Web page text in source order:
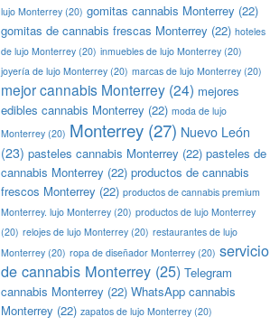
lujo Monterrey (20) gomitas cannabis Monterrey (22)
gomitas de cannabis frescas Monterrey (22) hoteles
de lujo Monterrey (20) inmuebles de lujo Monterrey (20)
joyería de lujo Monterrey (20) marcas de lujo Monterrey (20)
mejor cannabis Monterrey (24) mejores
edibles cannabis Monterrey (22) moda de lujo
Monterrey (20) Monterrey (27) Nuevo León
(23) pasteles cannabis Monterrey (22) pasteles de
cannabis Monterrey (22) productos de cannabis
frescos Monterrey (22) productos de cannabis premium
Monterrey. lujo Monterrey (20) productos de lujo Monterrey
(20) relojes de lujo Monterrey (20) restaurantes de lujo
Monterrey (20) ropa de diseñador Monterrey (20) servicio
de cannabis Monterrey (25) Telegram
cannabis Monterrey (22) WhatsApp cannabis
Monterrey (22) zapatos de lujo Monterrey (20)